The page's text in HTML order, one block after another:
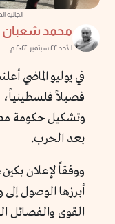
محمد شعبان
الأحد ٢٢ سبتمبر ٢٠٢٤ م
فصيلاً فلسطينياً،
وتشكيل حكومة
بعد الحرب.
ووفقاً لإعلان
أبرزها الوصول
القوى والفصائل